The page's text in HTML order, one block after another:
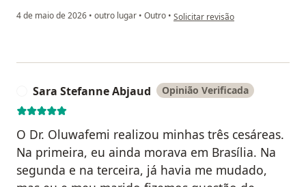
4 de maio de 2026 • outro lugar • Outro • na opinião do utilizador Lm
Solicitar revisão
Sara Stefanne Abjaud Opinião Verificada
O Dr. Oluwafemi realizou minhas três cesáreas.
Na primeira, eu ainda morava em Brasília. Na
segunda e na terceira, já havia me mudado,